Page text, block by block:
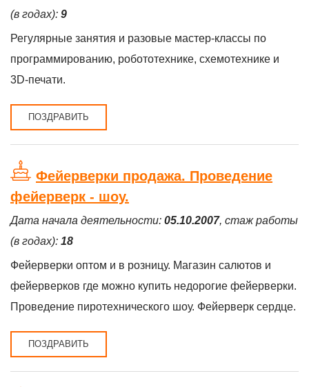
(в годах): 9
Регулярные занятия и разовые мастер-классы по
программированию, робототехнике, схемотехнике и
3D-печати.
ПОЗДРАВИТЬ
Фейерверки продажа. Проведение
фейерверк - шоу.
Дата начала деятельности: 05.10.2007, стаж работы
(в годах): 18
Фейерверки оптом и в розницу. Магазин салютов и
фейерверков где можно купить недорогие фейерверки.
Проведение пиротехнического шоу. Фейерверк сердце.
ПОЗДРАВИТЬ